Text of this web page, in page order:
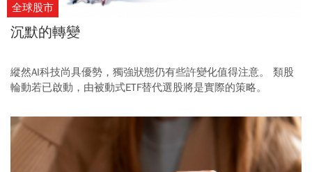
全球股市
沉默的轉變
縱然AI科技尚具優勢，獨強狀態仍有些許變化值得注意。 類股
輪動若已啟動，由被動式ETF替代選股將是實際的策略。